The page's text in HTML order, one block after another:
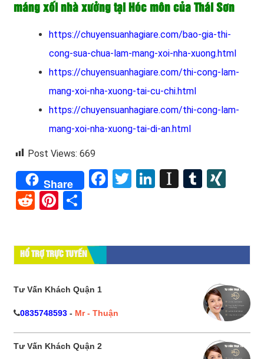
máng xối nhà xưởng tại Hóc môn của Thái Sơn
https://chuyensuanhagiare.com/bao-gia-thi-
cong-sua-chua-lam-mang-xoi-nha-xuong.html
https://chuyensuanhagiare.com/thi-cong-lam-
mang-xoi-nha-xuong-tai-cu-chi.html
https://chuyensuanhagiare.com/thi-cong-lam-
mang-xoi-nha-xuong-tai-di-an.html
Post Views: 669
Share Facebook
TwitterLinkedInTumblr
RedditPinterest
HỔ TRỢ TRỰC TUYẾN
Tư Vấn Khách Quận 1
0835748593 - Mr - Thuận
Tư Vấn Khách Quận 2